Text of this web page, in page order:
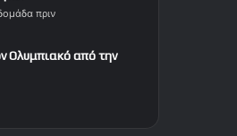
πριν
Ολυμπιακό από την